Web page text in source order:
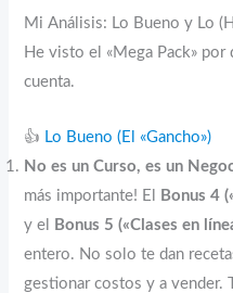
Mi Análisis: Lo Bueno y Lo
He visto el «Mega Pack»
cuenta.
👍 Lo Bueno (El «Gancho»)
No es un Curso, es un
más importante! El
Bonus 4
y el
Bonus 5 («Clases en
entero. No solo te dan
gestionar costos y a vender.